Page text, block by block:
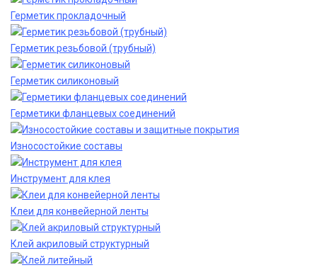
Герметик прокладочный
Герметик резьбовой (трубный)
Герметик силиконовый
Герметики фланцевых соединений
Износостойкие составы
Инструмент для клея
Клеи для конвейерной ленты
Клей акриловый структурный